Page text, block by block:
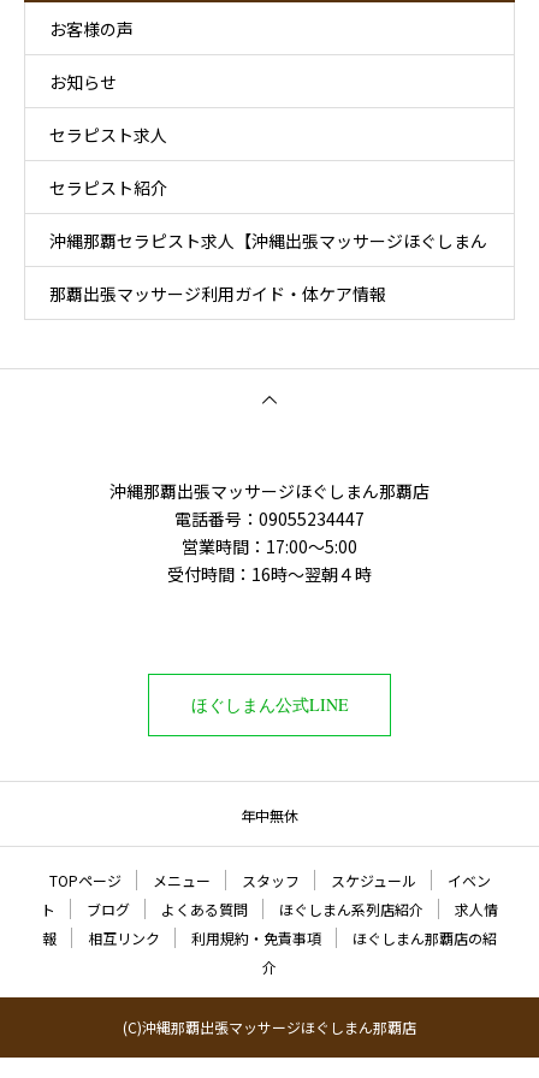
お客様の声
お知らせ
セラピスト求人
セラピスト紹介
沖縄那覇セラピスト求人【沖縄出張マッサージほぐしまん
那覇店】
那覇出張マッサージ利用ガイド・体ケア情報
沖縄那覇出張マッサージほぐしまん那覇店
電話番号‭：09055234447
営業時間：17:00～5:00
受付時間：16時〜翌朝４時
ほぐしまん公式LINE
年中無休
TOPページ メニュー スタッフ スケジュール
イベン
ト
ブログ よくある質問 ほぐしまん系列店紹介
求人情
報
相互リンク 利用規約・免責事項
ほぐしまん那覇店の紹
介
(C)沖縄那覇出張マッサージほぐしまん那覇店